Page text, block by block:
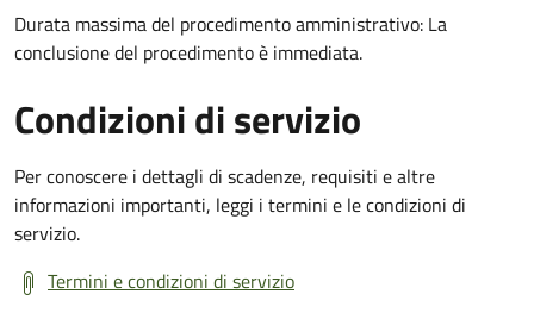
Durata massima del procedimento amministrativo: La
conclusione del procedimento è immediata.
Condizioni di servizio
Per conoscere i dettagli di scadenze, requisiti e altre
informazioni importanti, leggi i termini e le condizioni di
servizio.
Termini e condizioni di servizio